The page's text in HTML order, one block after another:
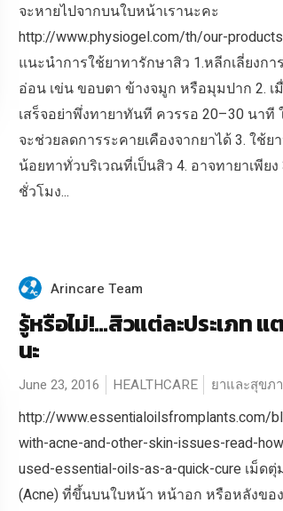
จะหายไปจากบนใบหน้าเรานะคะ
http://www.physiogel.com/th/our-
แนะนำการใช้ยาทารักษาสิว 1.หลีกเลี่ยงก
อ่อน เข่น ขอบตา ข้างจมูก หรือมุมปาก 2. เ
เสร็จอย่าพึ่งทายาทันที ควรรอ 20–30 นาที
จะช่วยลดการระคายเคืองจากยาได้ 3. ใช้ย
น้อยทาทั่วบริเวณที่เป็นสิว 4. อาจทายาเพียง
ชั่วโมง...
Arincare Team
รู้หรือไม่!…สิวแต่ละประเภท
นะ
June 23, 2016 HEALTHCARE ยาและสุขภ
http://
with-acne-and-other-skin-issues-read-
used-essential-oils-as-a-quick-cure เม็ดตุ่
(Acne) ที่ขึ้นบนใบหน้า หน้าอก หรือหลังของ